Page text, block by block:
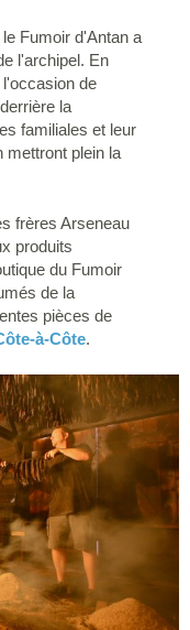
Fumoir d'Antan a
l'archipel. En
de
la
familiales et leur
mettront plein la
frères Arseneau
produits
du Fumoir
de la
pièces de
à-Côte.